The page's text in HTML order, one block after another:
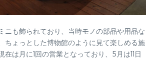
ニも飾られており、当時モノの部品や用品な
ちょっとした博物館のように見て楽しめる施
在は月に1回の営業となっており、5月は11日